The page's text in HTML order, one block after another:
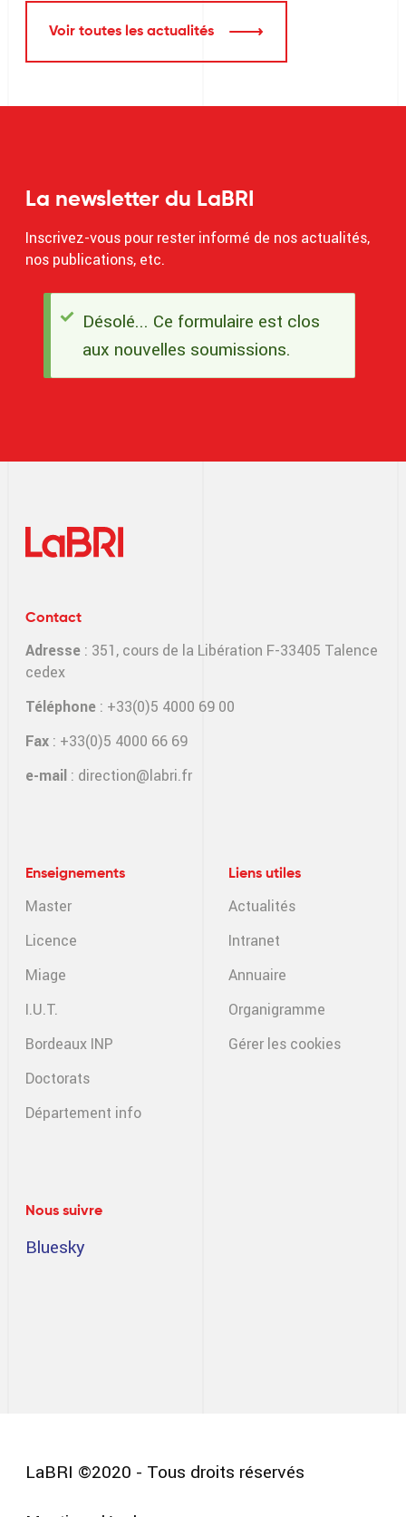
Voir toutes les actualités
La newsletter du LaBRI
Inscrivez-vous pour rester informé de nos actualités,
nos publications, etc.
Message
d'état
Désolé... Ce formulaire est clos
aux nouvelles soumissions.
Contact
Adresse : 351, cours de la Libération F-33405 Talence
cedex
Téléphone : +33(0)5 4000 69 00
Fax : +33(0)5 4000 66 69
e-mail : direction@labri.fr
Enseignements
Master
Licence
Miage
I.U.T.
Bordeaux INP
Doctorats
Département info
Liens utiles
Actualités
Intranet
Annuaire
Organigramme
Gérer les cookies
Nous suivre
Bluesky
LaBRI ©2020 - Tous droits réservés